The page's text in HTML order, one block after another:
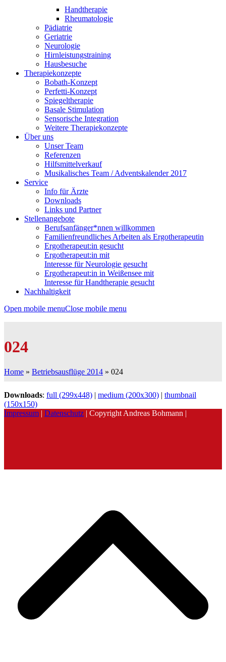
Handtherapie
Rheumatologie
Pädiatrie
Geriatrie
Neurologie
Hirnleistungstraining
Hausbesuche
Therapiekonzepte
Bobath-Konzept
Perfetti-Konzept
Spiegeltherapie
Basale Stimulation
Sensorische Integration
Weitere Therapiekonzepte
Über uns
Unser Team
Referenzen
Hilfsmittelverkauf
Musikalisches Team / Adventskalender 2017
Service
Info für Ärzte
Downloads
Links und Partner
Stellenangebote
Berufsanfänger*nnen willkommen
Familienfreundliches Arbeiten als Ergotherapeutin
Ergotherapeut:in gesucht
Ergotherapeut:in mit
Interesse für Neurologie gesucht
Ergotherapeut:in in Weißensee mit
Interesse für Handtherapie gesucht
Nachhaltigkeit
Open mobile menuClose mobile menu
024
Home » Betriebsausflüge 2014 » 024
Downloads: full (299x448) | medium (200x300) | thumbnail
(150x150)
Impressum | Datenschutz | Copyright Andreas Bohmann |